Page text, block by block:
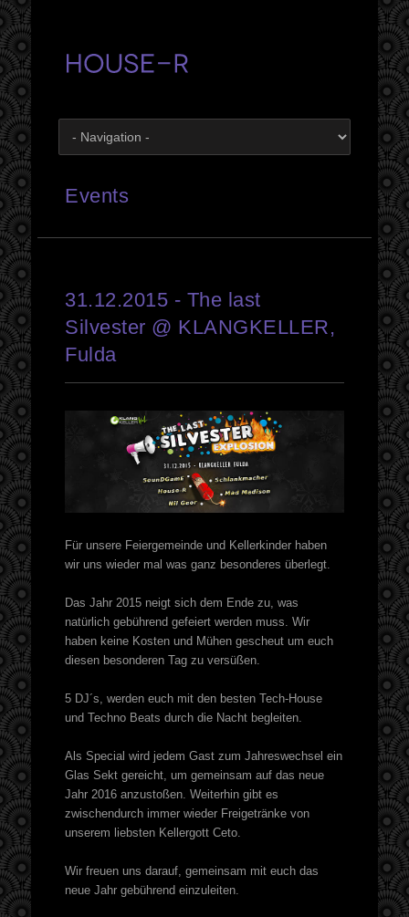
Events
31.12.2015 - The last
Silvester @ KLANGKELLER,
Fulda
Für unsere Feiergemeinde und Kellerkinder haben
wir uns wieder mal was ganz besonderes überlegt.
Das Jahr 2015 neigt sich dem Ende zu, was
natürlich gebührend gefeiert werden muss. Wir
haben keine Kosten und Mühen gescheut um euch
diesen besonderen Tag zu versüßen.
5 DJ´s, werden euch mit den besten Tech-House
und Techno Beats durch die Nacht begleiten.
Als Special wird jedem Gast zum Jahreswechsel ein
Glas Sekt gereicht, um gemeinsam auf das neue
Jahr 2016 anzustoßen. Weiterhin gibt es
zwischendurch immer wieder Freigetränke von
unserem liebsten Kellergott Ceto.
Wir freuen uns darauf, gemeinsam mit euch das
neue Jahr gebührend einzuleiten.